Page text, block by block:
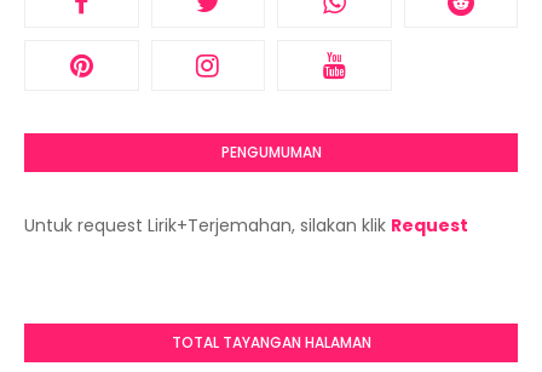
PENGUMUMAN
Untuk request Lirik+Terjemahan, silakan klik Request
TOTAL TAYANGAN HALAMAN